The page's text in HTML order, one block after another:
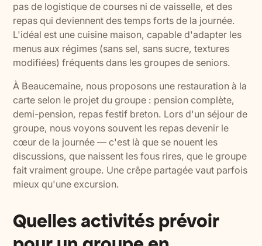
pas de logistique de courses ni de vaisselle, et des
repas qui deviennent des temps forts de la journée.
L'idéal est une cuisine maison, capable d'adapter les
menus aux régimes (sans sel, sans sucre, textures
modifiées) fréquents dans les groupes de seniors.
À Beaucemaine, nous proposons une restauration à la
carte selon le projet du groupe : pension complète,
demi-pension, repas festif breton. Lors d'un séjour de
groupe, nous voyons souvent les repas devenir le
cœur de la journée — c'est là que se nouent les
discussions, que naissent les fous rires, que le groupe
fait vraiment groupe. Une crêpe partagée vaut parfois
mieux qu'une excursion.
Quelles activités prévoir